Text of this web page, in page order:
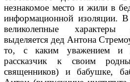
незнакомое место и жили в
информационной изоляции. В
великолепные
выделяется дед Антона
то, с каким уважением и
рассказчик к своим
священников) и бабушке,